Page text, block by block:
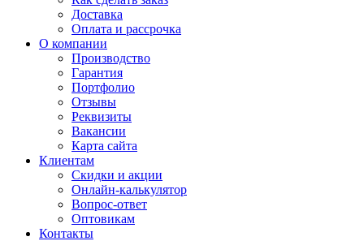
Доставка
Оплата и рассрочка
О компании
Производство
Гарантия
Портфолио
Отзывы
Реквизиты
Вакансии
Карта сайта
Клиентам
Скидки и акции
Онлайн-калькулятор
Вопрос-ответ
Оптовикам
Контакты